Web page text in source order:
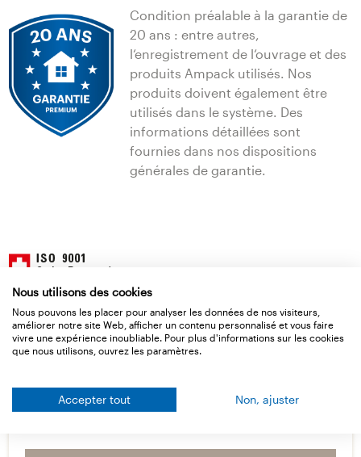
Condition préalable à la garantie de
20 ans : entre autres,
l‘enregistrement de l‘ouvrage et des
produits Ampack utilisés. Nos
produits doivent également être
utilisés dans le système. Des
informations détaillées sont
fournies dans nos dispositions
générales de garantie.
Données de base
Nous utilisons des cookies
Nous pouvons les placer pour analyser les données de nos visiteurs,
améliorer notre site Web, afficher un contenu personnalisé et vous faire
vivre une expérience inoubliable. Pour plus d'informations sur les cookies
que nous utilisons, ouvrez les paramètres.
Accepter tout Non, ajuster